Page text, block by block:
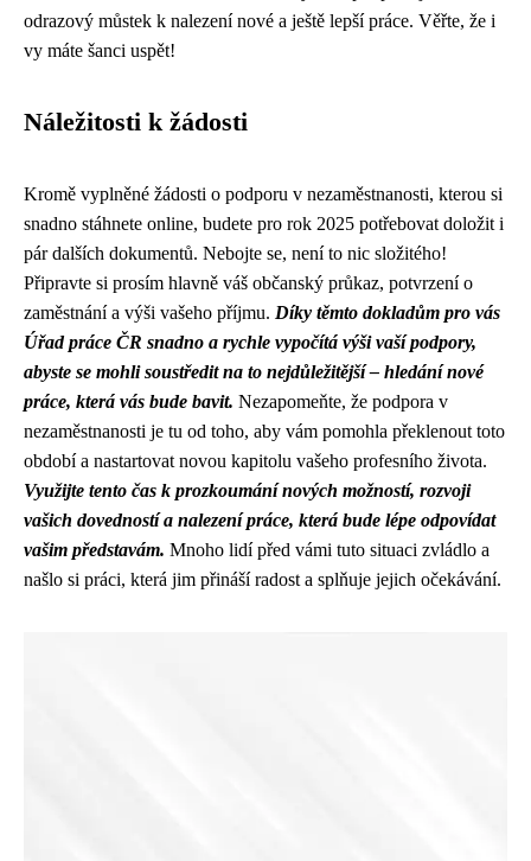
odrazový můstek k nalezení nové a ještě lepší práce. Věřte, že i
vy máte šanci uspět!
Náležitosti k žádosti
Kromě vyplněné žádosti o podporu v nezaměstnanosti, kterou si
snadno stáhnete online, budete pro rok 2025 potřebovat doložit i
pár dalších dokumentů. Nebojte se, není to nic složitého!
Připravte si prosím hlavně váš občanský průkaz, potvrzení o
zaměstnání a výši vašeho příjmu. Díky těmto dokladům pro vás
Úřad práce ČR snadno a rychle vypočítá výši vaší podpory,
abyste se mohli soustředit na to nejdůležitější – hledání nové
práce, která vás bude bavit. Nezapomeňte, že podpora v
nezaměstnanosti je tu od toho, aby vám pomohla překlenout toto
období a nastartovat novou kapitolu vašeho profesního života.
Využijte tento čas k prozkoumání nových možností, rozvoji
vašich dovedností a nalezení práce, která bude lépe odpovídat
vašim představám. Mnoho lidí před vámi tuto situaci zvládlo a
našlo si práci, která jim přináší radost a splňuje jejich očekávání.